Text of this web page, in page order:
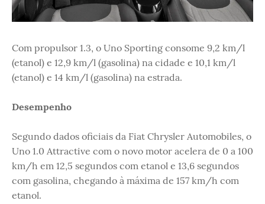
Com propulsor 1.3, o Uno Sporting consome 9,2 km/l
(etanol) e 12,9 km/l (gasolina) na cidade e 10,1 km/l
(etanol) e 14 km/l (gasolina) na estrada.
Desempenho
Segundo dados oficiais da Fiat Chrysler Automobiles, o
Uno 1.0 Attractive com o novo motor acelera de 0 a 100
km/h em 12,5 segundos com etanol e 13,6 segundos
com gasolina, chegando à máxima de 157 km/h com
etanol.